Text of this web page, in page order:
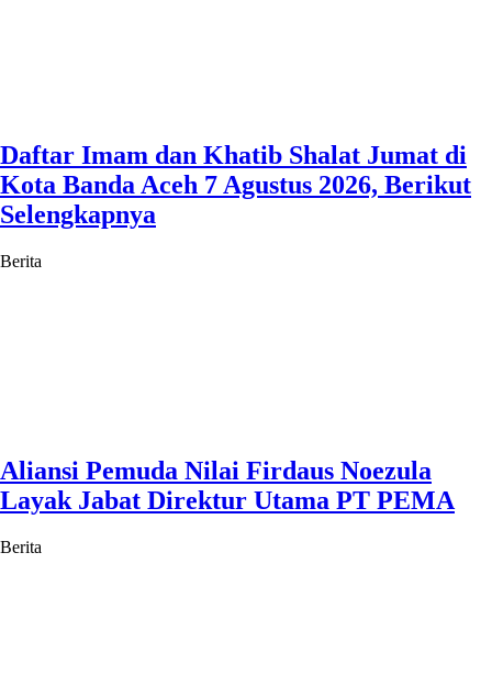
Daftar Imam dan Khatib Shalat Jumat di
Kota Banda Aceh 7 Agustus 2026, Berikut
Selengkapnya
Berita
Aliansi Pemuda Nilai Firdaus Noezula
Layak Jabat Direktur Utama PT PEMA
Berita